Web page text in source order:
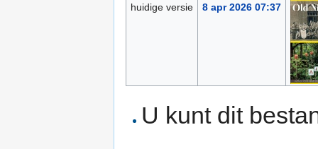
huidige versie
8 apr 2026 07:37
U kunt dit